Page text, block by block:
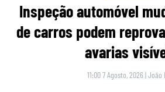
Inspeção automóvel
de carros podem
avarias
11:00 7 Agosto, 2026 |João